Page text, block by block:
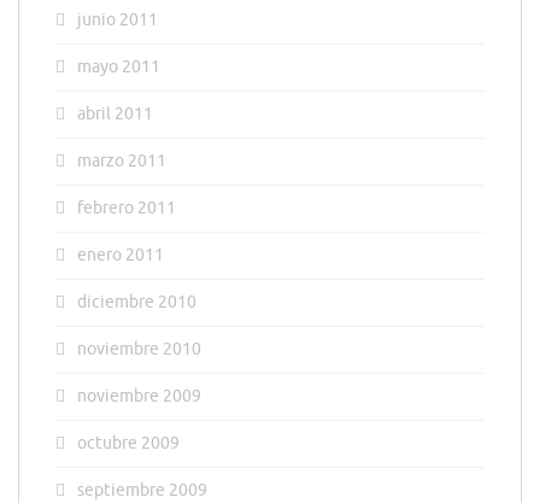
junio 2011
mayo 2011
abril 2011
marzo 2011
febrero 2011
enero 2011
diciembre 2010
noviembre 2010
noviembre 2009
octubre 2009
septiembre 2009